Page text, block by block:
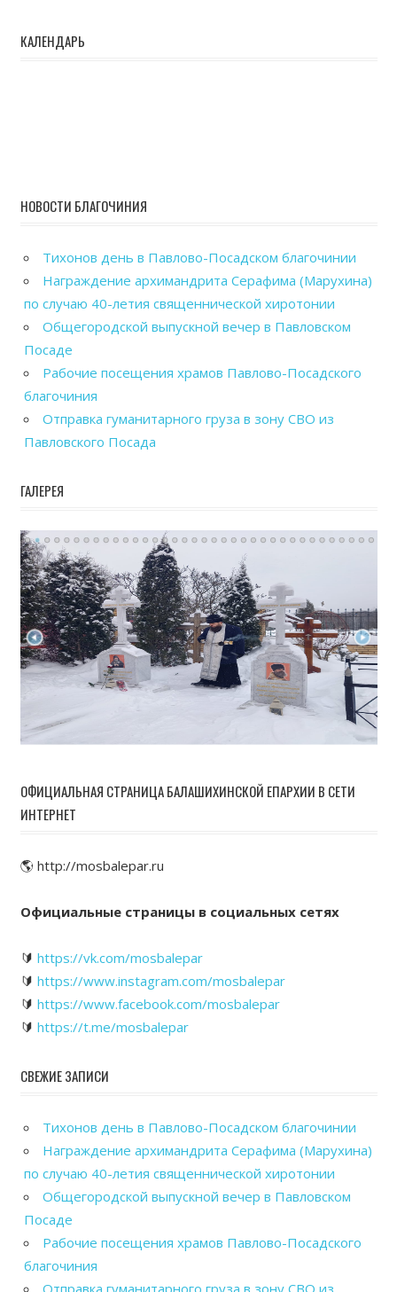
КАЛЕНДАРЬ
НОВОСТИ БЛАГОЧИНИЯ
Тихонов день в Павлово-Посадском благочинии
Награждение архимандрита Серафима (Марухина)
по случаю 40-летия священнической хиротонии
Общегородской выпускной вечер в Павловском
Посаде
Рабочие посещения храмов Павлово-Посадского
благочиния
Отправка гуманитарного груза в зону СВО из
Павловского Посада
ГАЛЕРЕЯ
ОФИЦИАЛЬНАЯ СТРАНИЦА БАЛАШИХИНСКОЙ ЕПАРХИИ В СЕТИ
ИНТЕРНЕТ
🌎 http://mosbalepar.ru
Официальные страницы в социальных сетях
🔰 https://vk.com/mosbalepar
🔰 https://www.instagram.com/mosbalepar
🔰 https://www.facebook.com/mosbalepar
🔰 https://t.me/mosbalepar
СВЕЖИЕ ЗАПИСИ
Тихонов день в Павлово-Посадском благочинии
Награждение архимандрита Серафима (Марухина)
по случаю 40-летия священнической хиротонии
Общегородской выпускной вечер в Павловском
Посаде
Рабочие посещения храмов Павлово-Посадского
благочиния